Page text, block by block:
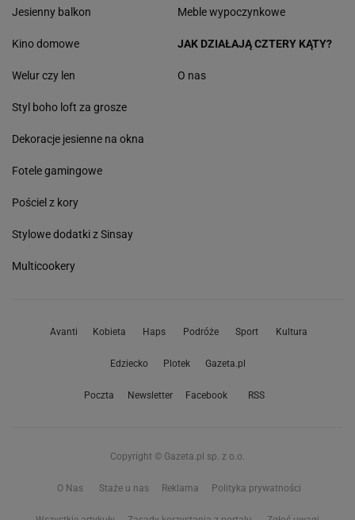
Jesienny balkon Meble wypoczynkowe
Kino domowe
Welur czy len
Styl boho loft za grosze
Dekoracje jesienne na okna
Fotele gamingowe
Pościel z kory
Stylowe dodatki z Sinsay
Multicookery
JAK DZIAŁAJĄ CZTERY KĄTY?
O nas
Avanti Kobieta Haps Podróże Sport Kultura
Edziecko Plotek Gazeta.pl
Poczta Newsletter Facebook RSS
Copyright © Gazeta.pl sp. z o.o.
O Nas Staże u nas Reklama Polityka prywatności